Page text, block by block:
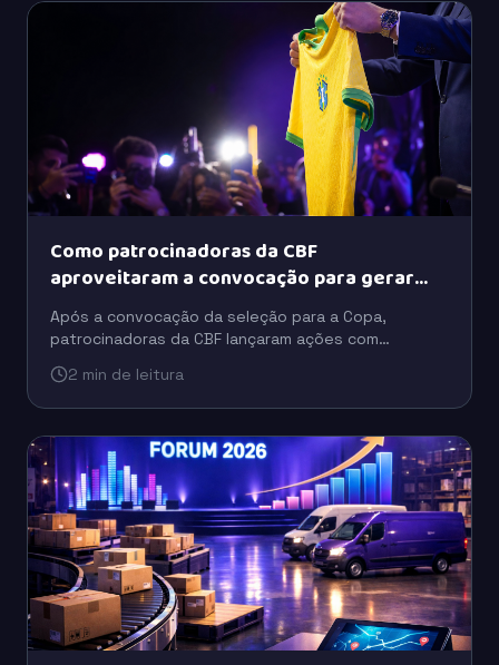
Como patrocinadoras da CBF
aproveitaram a convocação para gerar
buzz
Após a convocação da seleção para a Copa,
patrocinadoras da CBF lançaram ações com
engajamento do público.
2 min de leitura